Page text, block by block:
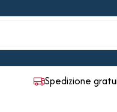
Spedizione